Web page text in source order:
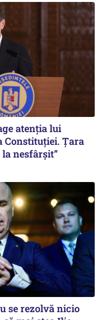
atenția lui
Constituției. Țara
nesfârșit”
se rezolvă nicio